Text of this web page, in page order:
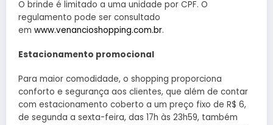
O brinde é limitado a uma unidade por CPF. O
regulamento pode ser consultado
em www.venancioshopping.com.br.
Estacionamento promocional
Para maior comodidade, o shopping proporciona
conforto e segurança aos clientes, que além de contar
com estacionamento coberto a um preço fixo de R$ 6,
de segunda a sexta-feira, das 17h às 23h59, também